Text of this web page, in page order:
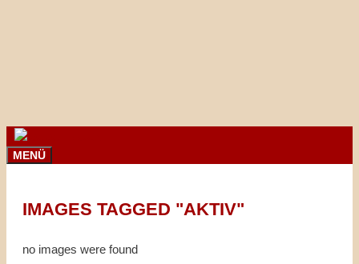
MENÜ
IMAGES TAGGED "AKTIV"
no images were found